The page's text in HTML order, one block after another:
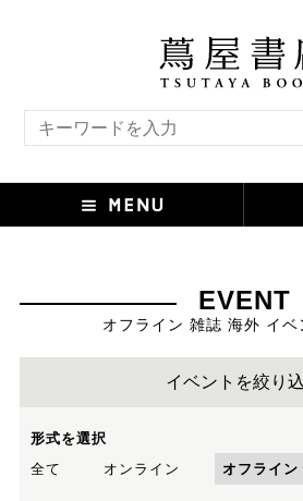
EVENT
オフライン 雑誌 海外 イベ
イベントを絞り
形式を選択
全て
オンライン オフライン